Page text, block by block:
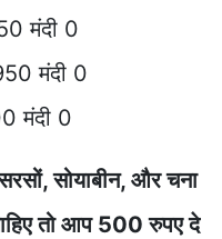
मंदी 0
मंदी 0
मंदी 0
सोयाबीन, और चना
तो आप 500 रुपए दे